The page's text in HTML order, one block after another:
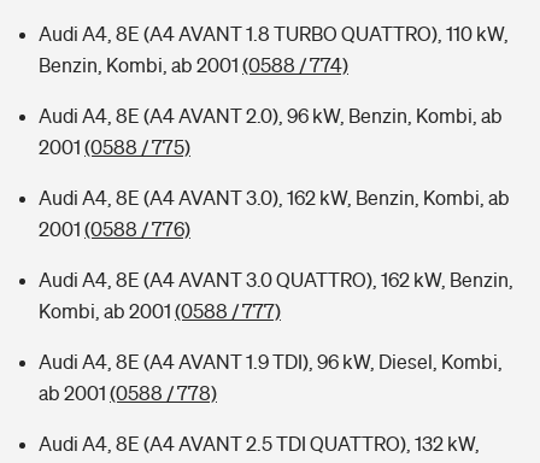
Audi A4, 8E (A4 AVANT 1.8 TURBO QUATTRO), 110 kW,
Benzin, Kombi, ab 2001 (0588 / 774)
Audi A4, 8E (A4 AVANT 2.0), 96 kW, Benzin, Kombi, ab
2001 (0588 / 775)
Audi A4, 8E (A4 AVANT 3.0), 162 kW, Benzin, Kombi, ab
2001 (0588 / 776)
Audi A4, 8E (A4 AVANT 3.0 QUATTRO), 162 kW, Benzin,
Kombi, ab 2001 (0588 / 777)
Audi A4, 8E (A4 AVANT 1.9 TDI), 96 kW, Diesel, Kombi,
ab 2001 (0588 / 778)
Audi A4, 8E (A4 AVANT 2.5 TDI QUATTRO), 132 kW,